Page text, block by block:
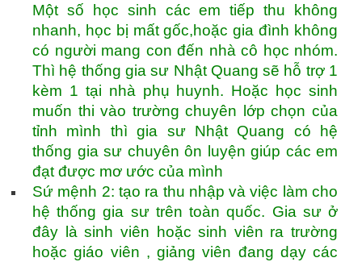
Một số học sinh các em tiếp thu không
nhanh, học bị mất gốc,hoặc gia đình không
có người mang con đến nhà cô học nhóm.
Thì hệ thống gia sư Nhật Quang sẽ hỗ trợ 1
kèm 1 tại nhà phụ huynh. Hoặc học sinh
muốn thi vào trường chuyên lớp chọn của
tỉnh mình thì gia sư Nhật Quang có hệ
thống gia sư chuyên ôn luyện giúp các em
đạt được mơ ước của mình
Sứ mệnh 2: tạo ra thu nhập và việc làm cho
hệ thống gia sư trên toàn quốc. Gia sư ở
đây là sinh viên hoặc sinh viên ra trường
hoặc giáo viên , giảng viên đang dạy các